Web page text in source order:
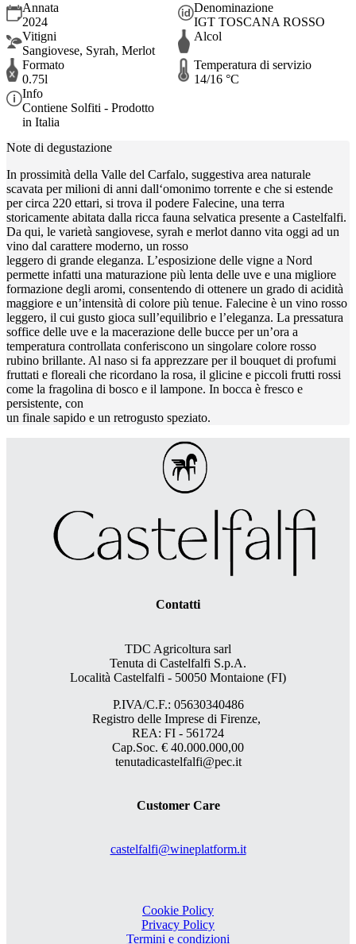
Annata
2024
Denominazione
IGT TOSCANA ROSSO
Vitigni
Sangiovese, Syrah, Merlot
Alcol
Formato
0.75l
Temperatura di servizio
14/16 °C
Info
Contiene Solfiti - Prodotto
in Italia
Note di degustazione
In prossimità della Valle del Carfalo, suggestiva area naturale
scavata per milioni di anni dall‘omonimo torrente e che si estende
per circa 220 ettari, si trova il podere Falecine, una terra
storicamente abitata dalla ricca fauna selvatica presente a Castelfalfi.
Da qui, le varietà sangiovese, syrah e merlot danno vita oggi ad un
vino dal carattere moderno, un rosso
leggero di grande eleganza. L’esposizione delle vigne a Nord
permette infatti una maturazione più lenta delle uve e una migliore
formazione degli aromi, consentendo di ottenere un grado di acidità
maggiore e un’intensità di colore più tenue. Falecine è un vino rosso
leggero, il cui gusto gioca sull’equilibrio e l’eleganza. La pressatura
soffice delle uve e la macerazione delle bucce per un’ora a
temperatura controllata conferiscono un singolare colore rosso
rubino brillante. Al naso si fa apprezzare per il bouquet di profumi
fruttati e floreali che ricordano la rosa, il glicine e piccoli frutti rossi
come la fragolina di bosco e il lampone. In bocca è fresco e
persistente, con
un finale sapido e un retrogusto speziato.
Contatti
TDC Agricoltura sarl
Tenuta di Castelfalfi S.p.A.
Località Castelfalfi - 50050 Montaione (FI)
P.IVA/C.F.: 05630340486
Registro delle Imprese di Firenze,
REA: FI - 561724
Cap.Soc. € 40.000.000,00
tenutadicastelfalfi@pec.it
Customer Care
castelfalfi@wineplatform.it
Cookie Policy
Privacy Policy
Termini e condizioni